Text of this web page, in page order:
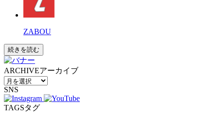
ZABOU
続きを読む
ARCHIVEアーカイブ
SNS
TAGSタグ